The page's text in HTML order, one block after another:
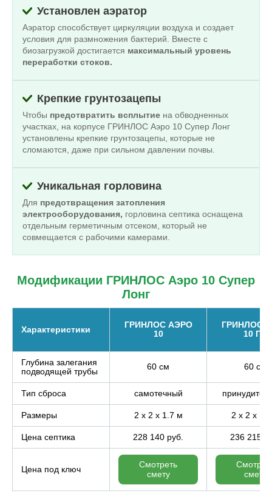
Установлен аэратор
Аэратор способствует циркуляции воздуха и создает
условия для размножения бактерий. Вместе с
биозагрузкой достигается максимальный уровень
переработки стоков.
Крепкие грунтозацепы
Чтобы предотвратить всплытие на обводненных
участках, на корпусе ГРИНЛОС Аэро 10 Супер Лонг
установлены крепкие грунтозацепы, которые не
сломаются, даже при сильном давлении почвы.
Уникальная горловина
Для предотвращения затопления
электрооборудования, горловина септика оснащена
отдельным герметичным отсеком, который не
совмещается с рабочими камерами.
Модификации ГРИНЛОС Аэро 10 Супер
Лонг
Характеристики
ГРИНЛОС АЭРО
10
ГРИНЛОС
10 ПР
Глубина залегания
подводящей трубы
60 см 60 см
Тип сброса самотечный
Размеры 2 x 2 x 1.7 м 2 x 2 x
Цена септика 228 140 руб. 236 215
Цена под ключ
Смотреть
смету
смету